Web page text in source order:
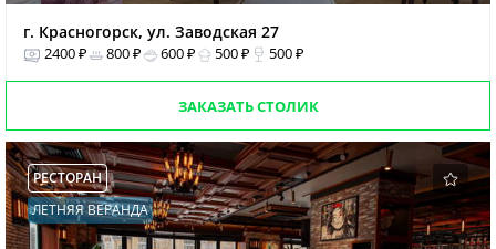
г. Красногорск, ул. Заводская 27
2400 ₽ 800 ₽ 600 ₽ 500 ₽ 500 ₽
ЗАКАЗАТЬ СТОЛИК
РЕСТОРАН
ЛЕТНЯЯ ВЕРАНДА